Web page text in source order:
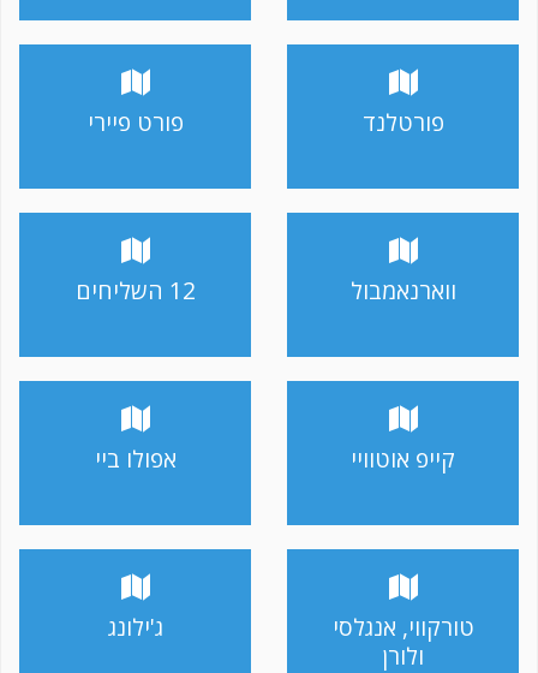
פורטלנד פורט פיירי
ווארנאמבול 12 השליחים
קייפ אוטוויי אפולו ביי
טורקווי, אנגלסי
ולורן
ג'ילונג